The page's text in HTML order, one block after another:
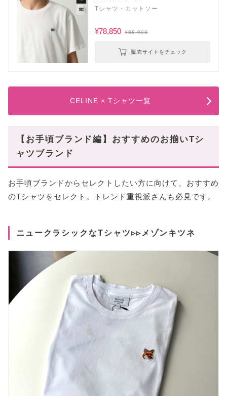
Tシャツ・カットソー
¥78,850 ¥88,000
販売サイトをチェック
CELINE × Tシャツ一覧
【お手頃ブランド編】おすすめのお揃いTシ
ャツブランド
お手頃ブランドからセレクトしたい方に向けて、おすすめ
のTシャツをセレクト。トレンド重視派さんも必見です。
ニュークラシックなTシャツ▹▹メゾンキツネ